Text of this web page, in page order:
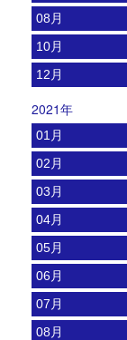
08月
10月
12月
2021年
01月
02月
03月
04月
05月
06月
07月
08月